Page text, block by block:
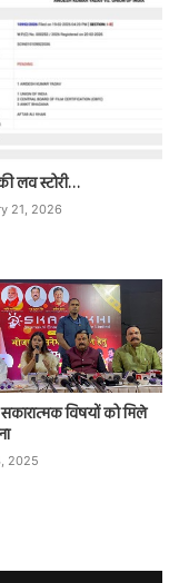
लव स्टोरी…
21, 2026
विषयों को मिले
2025